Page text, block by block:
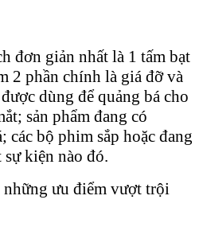
đơn giản nhất là 1 tấm bạt
2 phần chính là giá đỡ và
dùng để quảng bá cho
sản phẩm đang có
bộ phim sắp hoặc đang
kiện nào đó.
những ưu điểm vượt trội